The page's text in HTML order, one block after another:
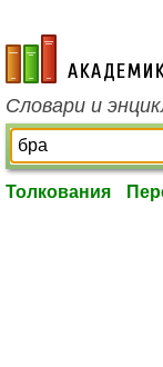
academic.ru
Словари и
Толкования